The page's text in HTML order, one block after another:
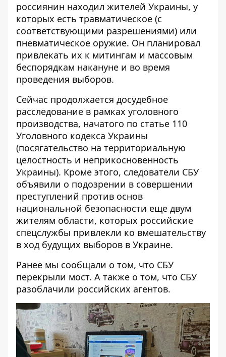
россиянин находил жителей Украины, у
которых есть травматическое (с
соответствующими разрешениями) или
пневматическое оружие. Он планировал
привлекать их к митингам и массовым
беспорядкам накануне и во время
проведения выборов.
Сейчас продолжается досудебное
расследование в рамках уголовного
производства, начатого по статье 110
Уголовного кодекса Украины
(посягательство на территориальную
целостность и неприкосновенность
Украины). Кроме этого, следователи СБУ
объявили о подозрении в совершении
преступлений против основ
национальной безопасности еще двум
жителям области, которых российские
спецслужбы привлекли ко вмешательству
в ход будущих выборов в Украине.
Ранее мы сообщали о том, что СБУ
перекрыли мост. А также о том, что СБУ
разоблачили российских агентов.